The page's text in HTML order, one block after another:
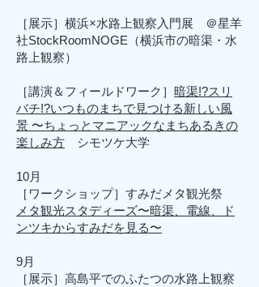
［展示］横浜×水路上観察入門展 ＠星羊
社StockRoomNOGE（横浜市の暗渠・水
路上観察）
［講演＆フィールドワーク］ 暗渠!?スリ
バチ!?いつものまちで見つける新しい風
景 〜ちょっとマニアックなまちあるきの
楽しみ方 シモツケ大学
10月
［ワークショップ］ すみだメタ観光祭
メタ観光スタディーズ〜暗渠、電線、ド
ンツキからすみだを⾒る〜
9月
［展示］高島平でのふたつの水路上観察